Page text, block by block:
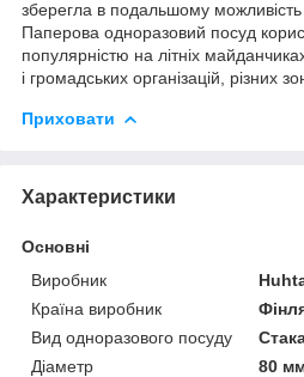
зберегла в подальшому можливість
Паперова одноразовий посуд
популярністю на літніх
і громадських організацій, різних
Приховати
Характеристики
Основні
Виробник
Країна виробник
Вид одноразового посуду
Діаметр
80